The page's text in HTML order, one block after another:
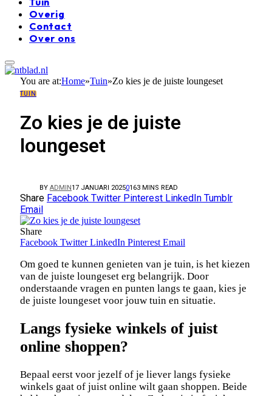
Overig
Contact
Over ons
You are at:Home»Tuin»Zo kies je de juiste loungeset
TUIN
Zo kies je de juiste
loungeset
BY ADMIN17 JANUARI 20250163 MINS READ
Share Facebook Twitter Pinterest LinkedIn Tumblr
Email
Share
Facebook Twitter LinkedIn Pinterest Email
Om goed te kunnen genieten van je tuin, is het kiezen
van de juiste loungeset erg belangrijk. Door
onderstaande vragen en punten langs te gaan, kies je
de juiste loungeset voor jouw tuin en situatie.
Langs fysieke winkels of juist
online shoppen?
Bepaal eerst voor jezelf of je liever langs fysieke
winkels gaat of juist online wilt gaan shoppen. Beide